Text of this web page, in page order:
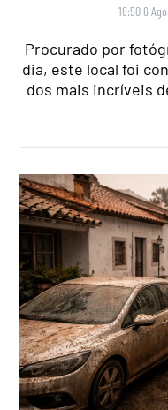
18:50 6
Procurado por
dia, este local foi
dos mais incríveis